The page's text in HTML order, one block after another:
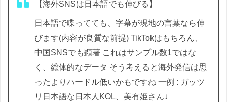
【海外SNSは日本語でも伸びる】
日本語で喋ってても、字幕が現地の言葉なら伸
びます(内容が良質な前提) TikTokはもちろん、
中国SNSでも顕著 これはサンプル数1ではな
く、総体的なデータ そう考えると海外発信は思
ったよりハードル低いかもですね 一例 : ガッツ
リ日本語な日本人KOL、美有姫さん↓